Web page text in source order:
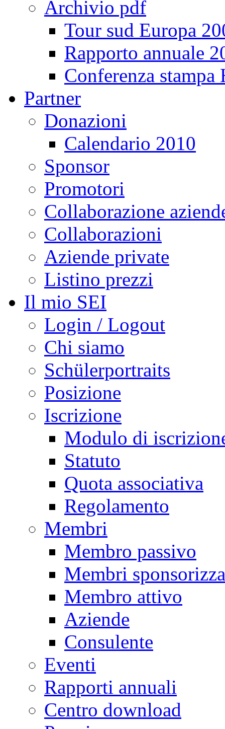
Archivio pdf
Tour sud Europa
Rapporto annuale
Conferenza
Partner
Donazioni
Calendario 2010
Sponsor
Promotori
Collaborazione
Collaborazioni
Aziende private
Listino prezzi
Il mio SEI
Login / Logout
Chi siamo
Schülerportraits
Posizione
Iscrizione
Modulo di
Statuto
Quota associativa
Regolamento
Membri
Membro passivo
Membri
Membro attivo
Aziende
Consulente
Eventi
Rapporti annuali
Centro download